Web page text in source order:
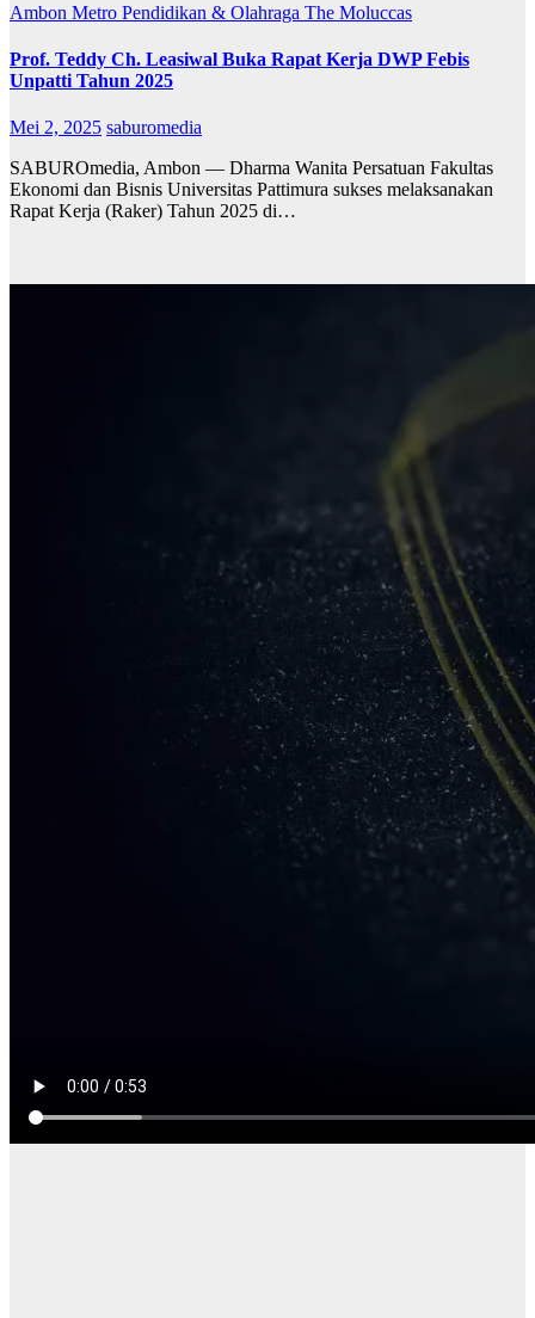
Ambon Metro Pendidikan & Olahraga The Moluccas
Prof. Teddy Ch. Leasiwal Buka Rapat Kerja DWP Febis
Unpatti Tahun 2025
Mei 2, 2025 saburomedia
SABUROmedia, Ambon — Dharma Wanita Persatuan Fakultas
Ekonomi dan Bisnis Universitas Pattimura sukses melaksanakan
Rapat Kerja (Raker) Tahun 2025 di…